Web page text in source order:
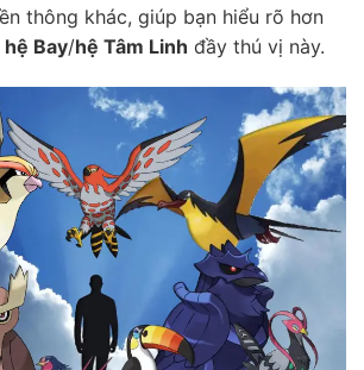
thông khác, giúp bạn hiểu rõ hơn
hệ Bay/hệ Tâm Linh đầy thú vị này.